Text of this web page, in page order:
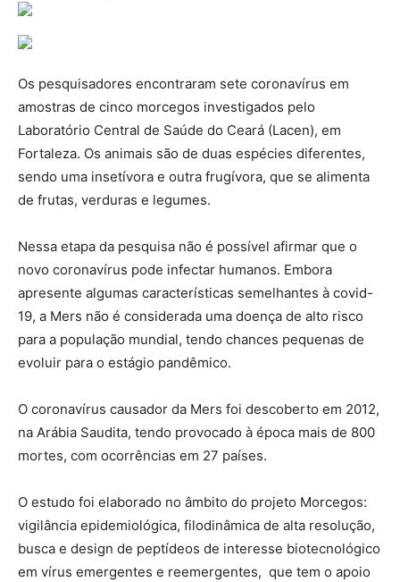
Os pesquisadores encontraram sete coronavírus em
amostras de cinco morcegos investigados pelo
Laboratório Central de Saúde do Ceará (Lacen), em
Fortaleza. Os animais são de duas espécies diferentes,
sendo uma insetívora e outra frugívora, que se alimenta
de frutas, verduras e legumes.
Nessa etapa da pesquisa não é possível afirmar que o
novo coronavírus pode infectar humanos. Embora
apresente algumas características semelhantes à covid-
19, a Mers não é considerada uma doença de alto risco
para a população mundial, tendo chances pequenas de
evoluir para o estágio pandêmico.
O coronavírus causador da Mers foi descoberto em 2012,
na Arábia Saudita, tendo provocado à época mais de 800
mortes, com ocorrências em 27 países.
O estudo foi elaborado no âmbito do projeto Morcegos:
vigilância epidemiológica, filodinâmica de alta resolução,
busca e design de peptídeos de interesse biotecnológico
em vírus emergentes e reemergentes, que tem o apoio